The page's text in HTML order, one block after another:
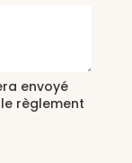
envoyé
règlement